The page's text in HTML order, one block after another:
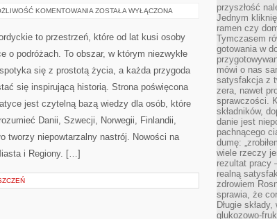
KOMENTOWANIA ZORZA
ZJAWISKA
NATURY
ZOSTAŁA WYŁĄCZONA
to przestrzeń, które od lat kusi osoby
o podróżach. To obszar, w którym niezwykłe
się z prostotą życia, a każda przygoda
się inspirującą historią. Strona poświęcona
jest czytelną bazą wiedzy dla osób, które
Danii, Szwecji, Norwegii, Finlandii,
tworzy niepowtarzalny nastrój. Nowości na
i Regiony. […]
przyszłość
Jednym
ramen czy
Tymczasem
gotowania w
mówi o nas
satysfakcja z
zera, nawet
sprawczości.
składników,
danie jest
pachnącego
dumę:
wiele rzeczy
rezultat pracy
realną
zdrowiem
sprawia, że
Długie
glukozowo-